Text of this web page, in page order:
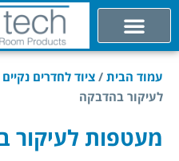
עמוד הבית / ציוד לחדרים נקיים
לעיקור בהדבקה
מעטפות לעיקור